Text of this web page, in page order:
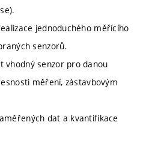
jednoduchého měřícího
senzorů.
vhodný senzor pro danou
měření, zástavbovým
dat a kvantifikace